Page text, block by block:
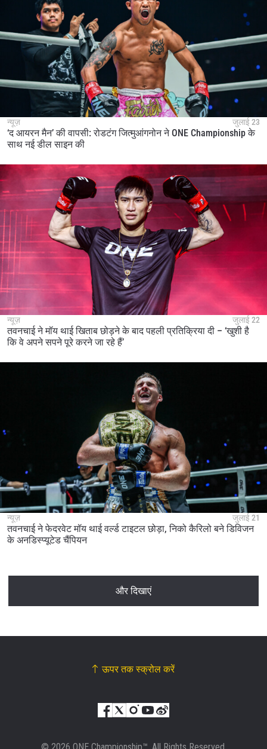
न्यूज़ जुलाई 23
‘द आयरन मैन’ की वापसी: रोडटंग जित्मुआंगनोन ने ONE Championship के
साथ नई डील साइन की
न्यूज़ जुलाई 22
तवनचाई ने मॉय थाई खिताब छोड़ने के बाद पहली प्रतिक्रिया दी – ‘खुशी है
कि वे अपने सपने पूरे करने जा रहे हैं’
न्यूज़ जुलाई 21
तवनचाई ने फेदरवेट मॉय थाई वर्ल्ड टाइटल छोड़ा, निको कैरिलो बने डिविजन
के अनडिस्प्यूटेड चैंपियन
और दिखाएं
ऊपर तक स्क्रोल करें